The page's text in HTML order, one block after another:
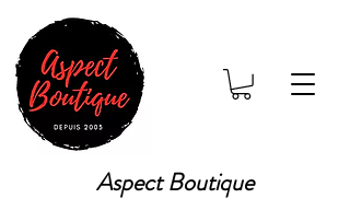
Aspect Boutique